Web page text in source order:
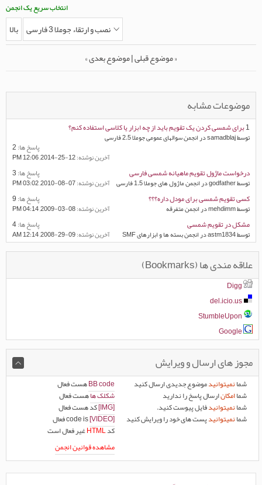
انتخاب سریع یک انجمن
نصب و ارتقاء جوملا 3 فارسی
بالا
«موضوع قبلی|موضوع بعدی»
موضوعات مشابه
1برای شمسی کردن یک تقویم باید از چه ابزار یا کلاسی استفاده کنم؟
توسط samadblaj در انجمن سوالهای عمومی جوملا 2.5 فارسی
پاسخ ها:
آخرين نوشته: 12:06 PM
درخواست ماژول تقویم ماهیانه شمسی فارسی
توسط godfather در انجمن ماژول های جوملا 1.5 فارسی
پاسخ ها:
آخرين نوشته: 03:02 PM
کسی تقویم شمسی برای مودل داره؟؟؟
توسط mehdimm در انجمن متفرقه
پاسخ ها:
آخرين نوشته: 04:14 PM
مشکل در تقویم شمسی
توسط astm1834 در انجمن بسته ها و ابزارهای SMF
پاسخ ها:
آخرين نوشته: 12:14 AM
علاقه مندی ها (Bookmarks)
Digg
del.icio.us
StumbleUpon
Google
مجوز های ارسال و ویرایش
شمانمیتوانیدموضوع جدیدی ارسال کنید
شماامکانارسال پاسخ را ندارید
شمانمیتوانیدفایل پیوست کنید.
شمانمیتوانیدپست های خود را ویرایش کنید
BB codeهستفعال
شکلک هاهستفعال
[IMG]
کد هستفعال
[VIDEO]
code is
فعال
کدHTMLغیر فعالاست
مشاهده قوانین انجمن